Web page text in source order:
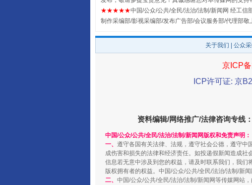
扯下公款旅游的“隐身衣”
“蜀中异人”王建安的艺术幻境
★★★★★中国/公众/公共/全民/法治/法制/新闻网 经工
制作采编部/影视采编部/发布广告部/会议服务部/代理部敬
关于我们 公众
京ICP
ICP许可证: 京
资料编辑/网络推广/法律咨询专线：
中国/公众/公共/全民/法治/法制/新闻网版权和免责声明：
一、 遵守各国有关法律、法规，遵守社会公德，遵守
成伤害和损失的法律和经济责任。如投递假新闻造成
信息若无意中涉及到您的权益，请及时联系我们，我
版权拥有者的权益。中国/公众/公共/全民/法治/法制/新
二、 中国/公众/公共/全民/法治/法制/新闻网等传媒网站